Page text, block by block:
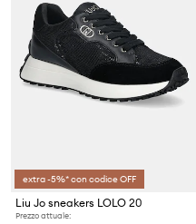
extra -5%* con codice OFF
Liu Jo sneakers LOLO 20
Prezzo attuale: